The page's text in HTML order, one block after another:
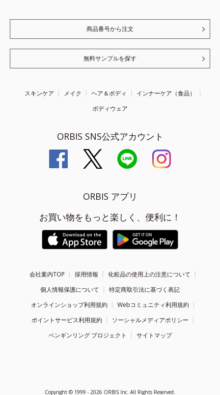
商品番号から注文
無料サンプルを探す
スキンケア メイク ヘア＆ボディ
インナーケア（食品）
ボディウェア
ORBIS SNS公式アカウント
ORBIS アプリ
お買い物をもっと楽しく、便利に！
会社案内TOP 採用情報
化粧品の使用上の注意について
個人情報保護について
特定商取引法に基づく表記
オンラインショップ利用規約
Webコミュニティ利用規約
ポイントサービス利用規約
ソーシャルメディアポリシー
ペンギンリング プロジェクト
サイトマップ
Copyright © 1999 - 2026 ORBIS Inc. All Rights Reserved.